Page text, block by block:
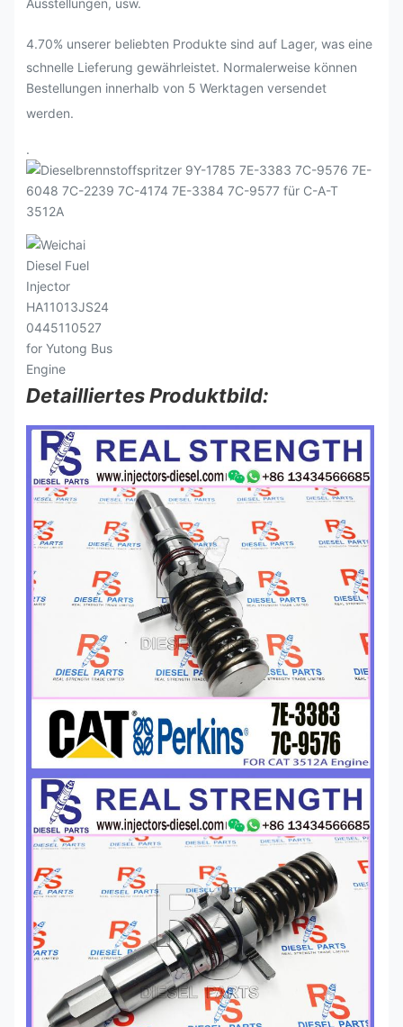
Ausstellungen, usw.
4.70% unserer beliebten Produkte sind auf Lager, was eine
schnelle Lieferung gewährleistet. Normalerweise können
Bestellungen innerhalb von 5 Werktagen versendet
werden.
.
Detailliertes Produktbild: